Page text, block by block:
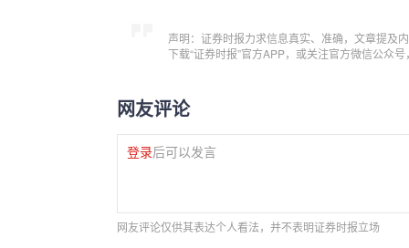
声明：证券时报力求信息真实、准确，文章提及
下载“证券时报”官方APP，或关注官方微信公众
网友评论
登录后可以发言
网友评论仅供其表达个人看法，并不表明证券时报立场